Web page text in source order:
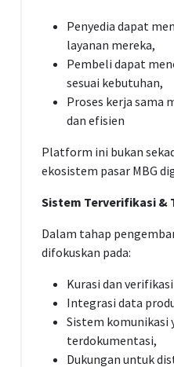
Penyedia dapat
layanan mereka,
Pembeli dapat
sesuai kebutuhan,
Proses kerja sama
dan efisien
Platform ini bukan
ekosistem pasar MBG
Sistem Terverifikasi &
Dalam tahap
difokuskan pada:
Kurasi dan
Integrasi data
Sistem komunikasi
terdokumentasi,
Dukungan untuk